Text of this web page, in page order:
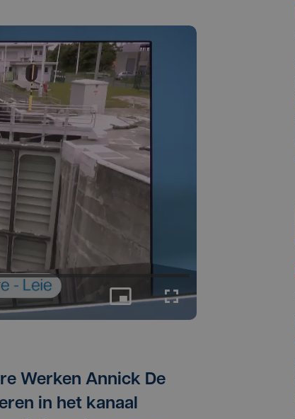
Werken Annick De
in het kanaal